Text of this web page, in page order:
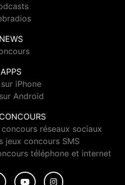
NEWS
APPS
iPhone
Android
réseaux sociaux
jeux concours SMS
téléphone et internet